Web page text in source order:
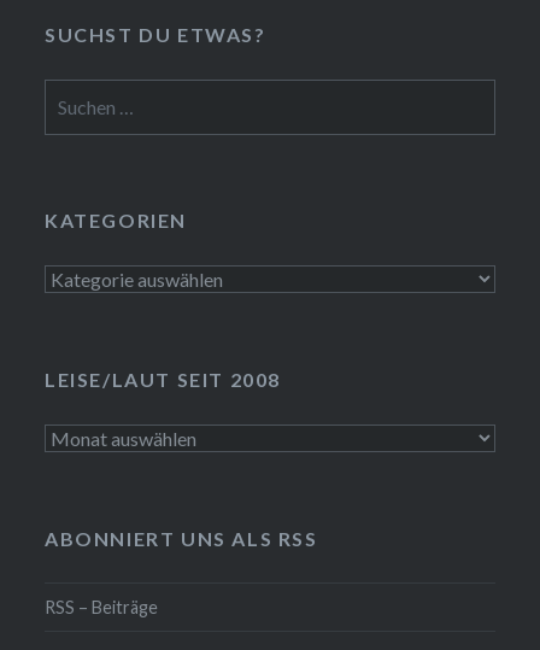
SUCHST DU ETWAS?
nach:
KATEGORIEN
Kategorien
LEISE/LAUT SEIT 2008
LEISE/laut
ABONNIERT UNS ALS RSS
RSS – Beiträge